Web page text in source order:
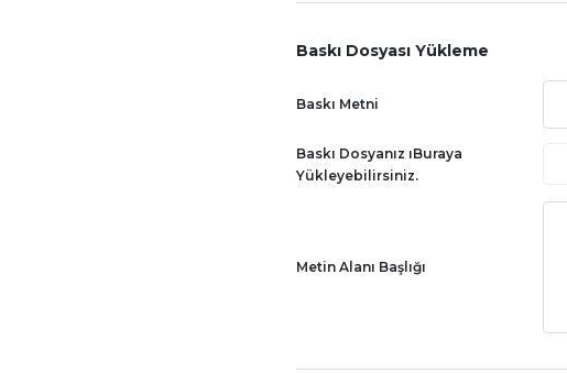
Baskı Dosyası Yükleme
Baskı Metni
Baskı Dosyanız ıBuraya
Yükleyebilirsiniz.
Metin Alanı Başlığı